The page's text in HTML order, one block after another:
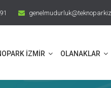
İZMİR OLANAKLAR